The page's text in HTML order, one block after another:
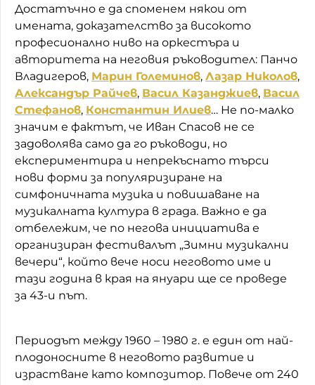
Достатъчно е да споменем някои от
имената, доказателство за високото
професионално ниво на оркестъра и
авторитета на неговия ръководител: Панчо
Владигеров, Марин Големинов, Лазар Николов,
Александър Райчев, Васил Казанджиев, Васил
Стефанов, Константин Илиев… Не по-малко
значим е фактът, че Иван Спасов не се
задоволява само да го ръководи, но
експериментира и непрекъснато търси
нови форми за популяризиране на
симфоничната музика и повишаване на
музикалната култура в града. Важно е да
отбележим, че по негова инициатива е
организиран фестивалът „Зимни музикални
вечери“, който вече носи неговото име и
тази година в края на януари ще се проведе
за 43-и път.
Периодът между 1960 – 1980 г. е един от най-
плодоносните в неговото развитие и
израстване като композитор. Повече от 240